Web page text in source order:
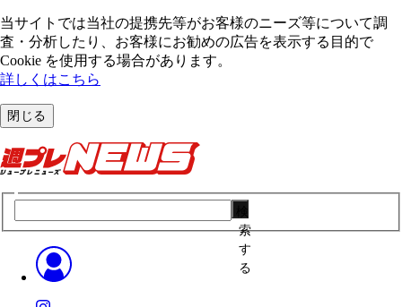
当サイトでは当社の提携先等がお客様のニーズ等について調
査・分析したり、お客様にお勧めの広告を表⽰する⽬的で
Cookie を使⽤する場合があります。
詳しくはこちら
閉じる
索
す
る